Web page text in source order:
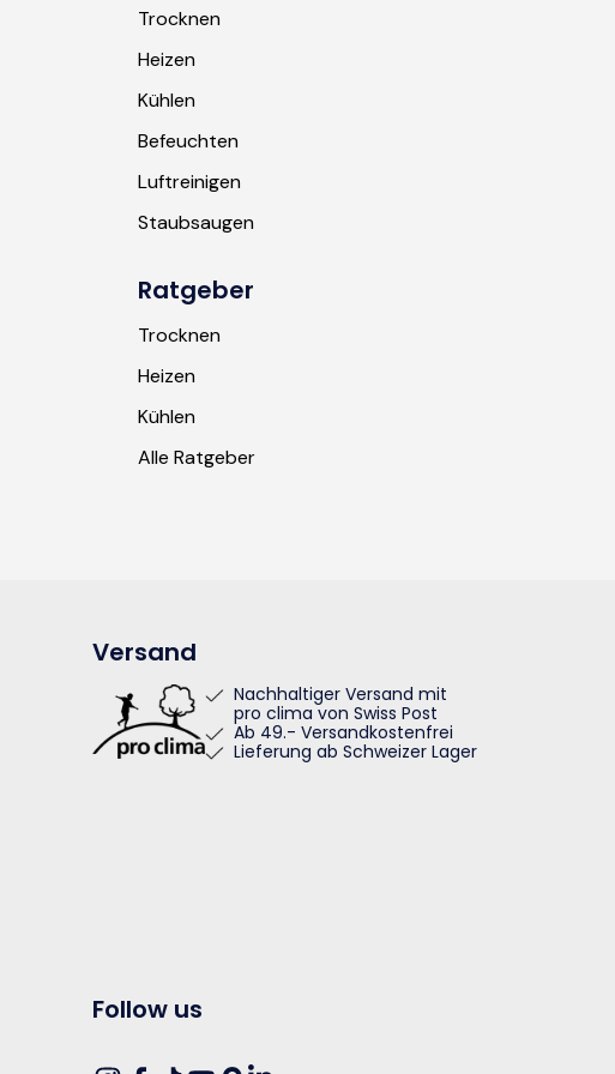
Trocknen
Heizen
Kühlen
Befeuchten
Luftreinigen
Staubsaugen
Ratgeber
Trocknen
Heizen
Kühlen
Alle Ratgeber
Versand
Nachhaltiger Versand mit
pro clima von Swiss Post
Ab 49.- Versandkostenfrei
Lieferung ab Schweizer Lager
Follow us